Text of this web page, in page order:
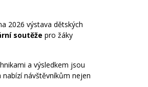
2026 výstava dětských
soutěže pro žáky
a výsledkem jsou
návštěvníkům nejen